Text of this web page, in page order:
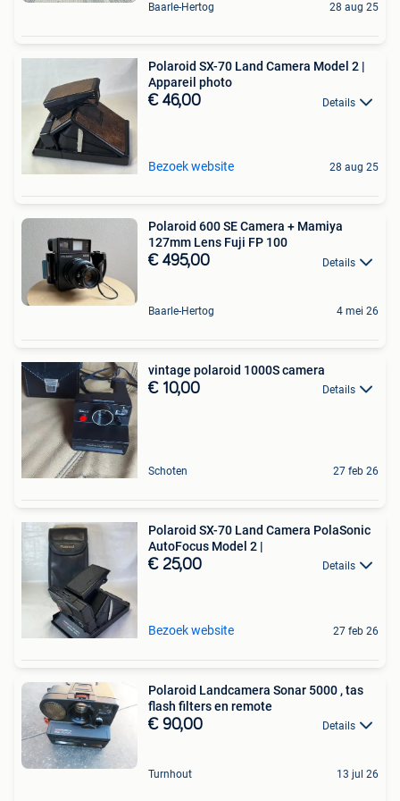
Baarle-Hertog 28 aug 25
Polaroid SX-70 Land Camera Model 2 |
Appareil photo
€ 46,00 Details
Bezoek website 28 aug 25
Polaroid 600 SE Camera + Mamiya
127mm Lens Fuji FP 100
€ 495,00 Details
Baarle-Hertog 4 mei 26
vintage polaroid 1000S camera
€ 10,00 Details
Schoten 27 feb 26
Polaroid SX-70 Land Camera PolaSonic
AutoFocus Model 2 |
€ 25,00 Details
Bezoek website 27 feb 26
Polaroid Landcamera Sonar 5000 , tas
flash filters en remote
€ 90,00 Details
Turnhout 13 jul 26